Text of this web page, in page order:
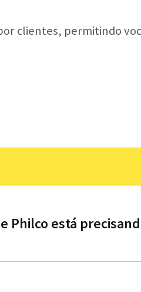
clientes, permitindo
Philco está